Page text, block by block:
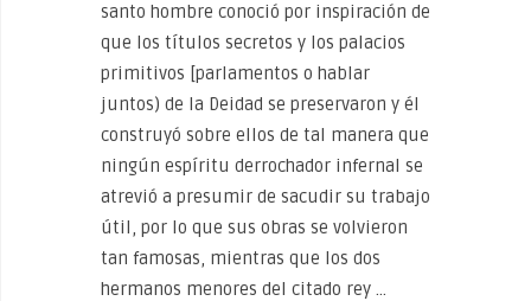
santo hombre conoció por inspiración de
que los títulos secretos y los palacios
primitivos [parlamentos o hablar
juntos) de la Deidad se preservaron y él
construyó sobre ellos de tal manera que
ningún espíritu derrochador infernal se
atrevió a presumir de sacudir su trabajo
útil, por lo que sus obras se volvieron
tan famosas, mientras que los dos
hermanos menores del citado rey …